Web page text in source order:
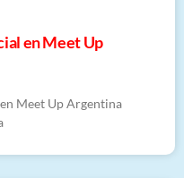
en Meet Up
Meet Up Argentina